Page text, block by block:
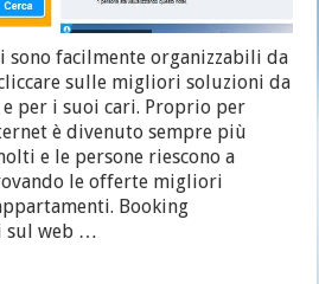
sono facilmente organizzabili da
sulle migliori soluzioni da
per i suoi cari. Proprio per
è divenuto sempre più
e le persone riescono a
le offerte migliori
Booking
sul web …